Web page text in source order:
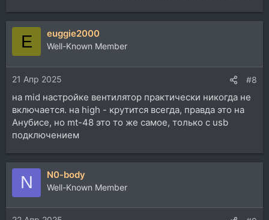
E euggie2000
Well-Known Member
21 Апр 2025 #8
на mid настройке вентилятор практически никогда не
включается. на high - крутится всегда, правда это на
Анубисе, но mt-48 это то же самое, только с usb
подключением
N N0-body
Well-Known Member